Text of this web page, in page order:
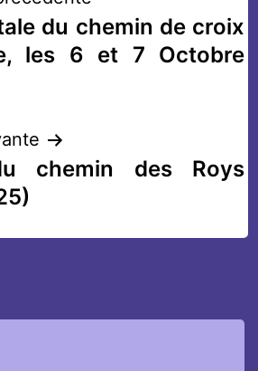
du chemin de croix
les 6 et 7 Octobre
chemin des Roys